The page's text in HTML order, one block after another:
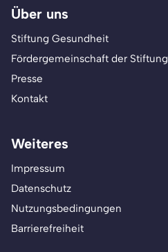
Über uns
Stiftung Gesundheit
Fördergemeinschaft der Stiftung
Presse
Kontakt
Weiteres
Impressum
Datenschutz
Nutzungsbedingungen
Barrierefreiheit